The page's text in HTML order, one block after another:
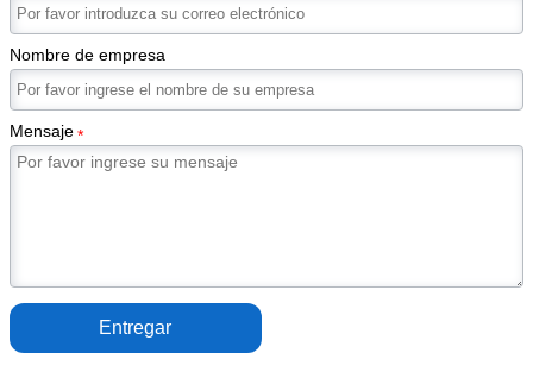
Nombre de empresa
Mensaje*
Entregar